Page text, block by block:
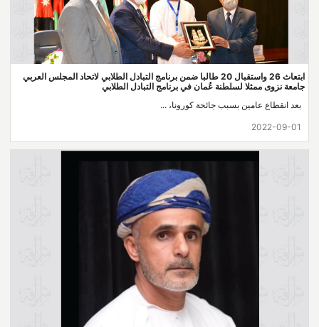
ابتعاث 26 واستقبال 20 طالبا ضمن برنامج التبادل الطلابي لاتحاد المجلس العربي
جامعة نزوى ممثلا لسلطنة عُمان في برنامج التبادل الطلابي
بعد انقطاع عامين بسبب جائحة كورونا، ...
2022-09-01